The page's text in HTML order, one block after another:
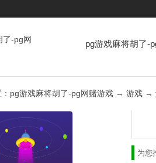
了-pg网
pg游戏麻将胡了-
pg游戏麻将胡了-pg网赌游戏 → 游戏 →
为您